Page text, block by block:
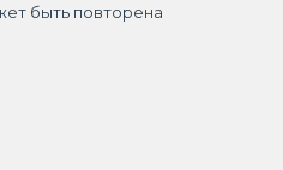
быть повторена